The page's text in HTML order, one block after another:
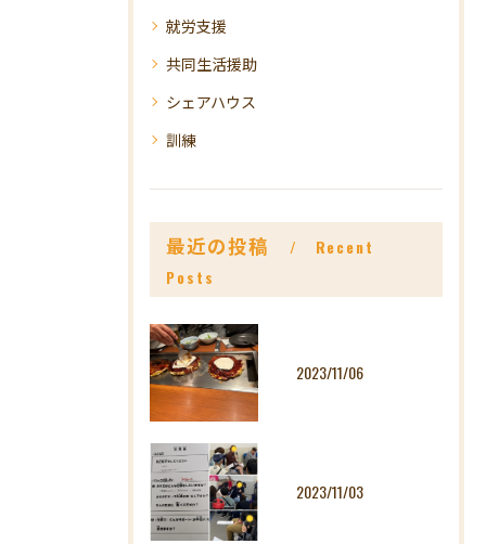
就労支援
共同生活援助
シェアハウス
訓練
最近の投稿
Recent
Posts
2023/11/06
2023/11/03